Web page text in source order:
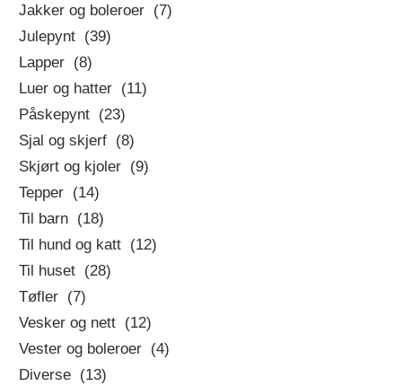
Jakker og boleroer (7)
Julepynt (39)
Lapper (8)
Luer og hatter (11)
Påskepynt (23)
Sjal og skjerf (8)
Skjørt og kjoler (9)
Tepper (14)
Til barn (18)
Til hund og katt (12)
Til huset (28)
Tøfler (7)
Vesker og nett (12)
Vester og boleroer (4)
Diverse (13)